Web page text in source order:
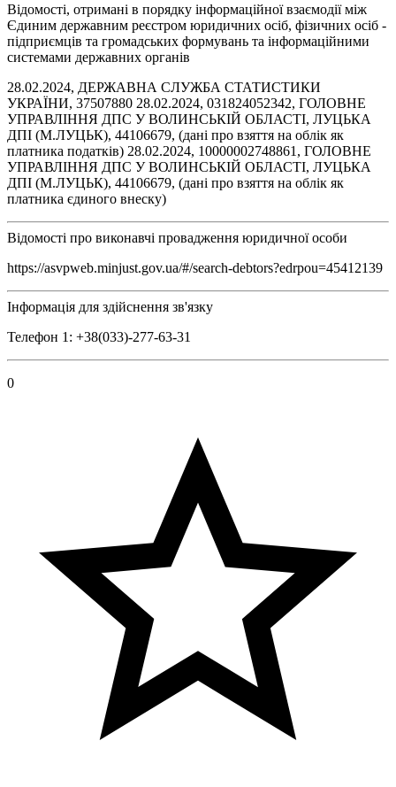
Відомості, отримані в порядку інформаційної взаємодії між
Єдиним державним реєстром юридичних осіб, фізичних осіб -
підприємців та громадських формувань та інформаційними
системами державних органів
28.02.2024, ДЕРЖАВНА СЛУЖБА СТАТИСТИКИ
УКРАЇНИ, 37507880 28.02.2024, 031824052342, ГОЛОВНЕ
УПРАВЛІННЯ ДПС У ВОЛИНСЬКІЙ ОБЛАСТІ, ЛУЦЬКА
ДПІ (М.ЛУЦЬК), 44106679, (дані про взяття на облік як
платника податків) 28.02.2024, 10000002748861, ГОЛОВНЕ
УПРАВЛІННЯ ДПС У ВОЛИНСЬКІЙ ОБЛАСТІ, ЛУЦЬКА
ДПІ (М.ЛУЦЬК), 44106679, (дані про взяття на облік як
платника єдиного внеску)
Відомості про виконавчі провадження юридичної особи
https://asvpweb.minjust.gov.ua/#/search-debtors?edrpou=45412139
Інформація для здійснення зв'язку
Телефон 1: +38(033)-277-63-31
0